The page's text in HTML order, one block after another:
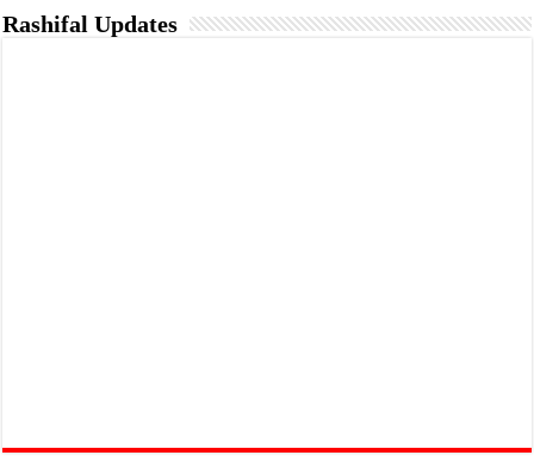
Rashifal Updates